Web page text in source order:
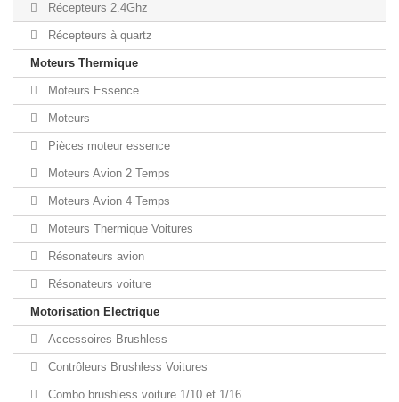
Récepteurs 2.4Ghz
Récepteurs à quartz
Moteurs Thermique
Moteurs Essence
Moteurs
Pièces moteur essence
Moteurs Avion 2 Temps
Moteurs Avion 4 Temps
Moteurs Thermique Voitures
Résonateurs avion
Résonateurs voiture
Motorisation Electrique
Accessoires Brushless
Contrôleurs Brushless Voitures
Combo brushless voiture 1/10 et 1/16